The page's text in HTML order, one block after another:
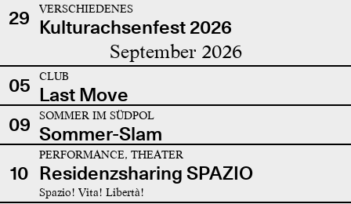
29 VERSCHIEDENES
Kulturachsenfest 2026
September 2026
05 CLUB
Last Move
09
SOMMER IM SÜDPOL
Sommer-Slam
10
PERFORMANCE, THEATER
Residenzsharing SPAZIO
Spazio! Vita! Libertà!